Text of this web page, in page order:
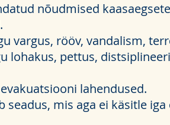
nõudmised
vargus, rööv, vandalism,
lohakus, pettus,
lahendused.
mis aga ei käsitle